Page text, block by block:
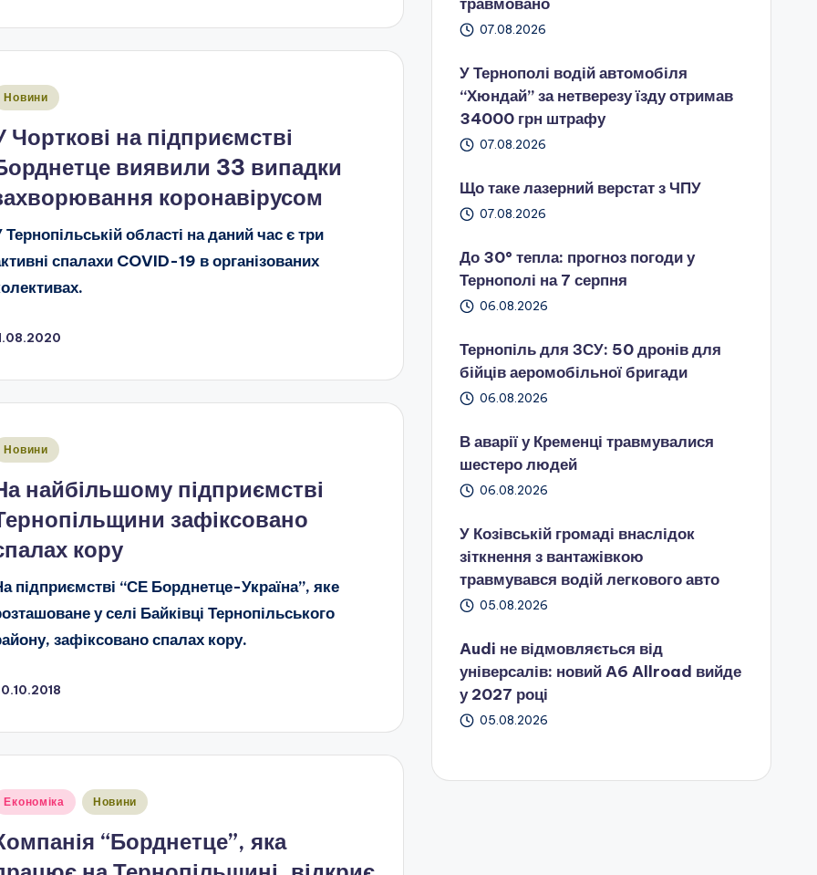
Новини
Чорткові на підприємстві
виявили 33 випадки
коронавірусом
Тернопільській області на даний час є три
спалахи COVID-19 в організованих
Новини
найбільшому підприємстві
зафіксовано
кору
підприємстві “СЕ Борднетце-Україна”, яке
у селі Байківці Тернопільського
зафіксовано спалах кору.
Економіка Новини
“Борднетце”, яка
07.08.2026
У Тернополі водій автомобіля
“Хюндай” за нетверезу їзду отримав
34000 грн штрафу
07.08.2026
Що таке лазерний верстат з ЧПУ
07.08.2026
До 30° тепла: прогноз погоди у
Тернополі на 7 серпня
06.08.2026
Тернопіль для ЗСУ: 50 дронів для
бійців аеромобільної бригади
06.08.2026
В аварії у Кременці травмувалися
шестеро людей
06.08.2026
У Козівській громаді внаслідок
зіткнення з вантажівкою
травмувався водій легкового авто
05.08.2026
Audi не відмовляється від
універсалів: новий A6 Allroad вийде
у 2027 році
05.08.2026